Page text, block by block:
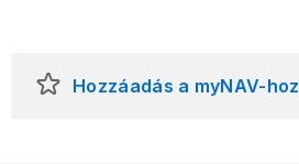
Hozzáadás a myNAV-hoz